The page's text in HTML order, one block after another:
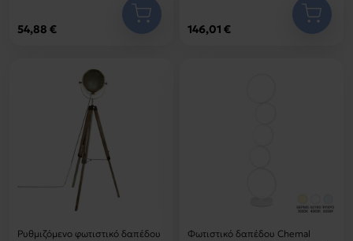
54,88 € 146,01 €
Ρυθμιζόμενο φωτιστικό δαπέδου
Φωτιστικό δαπέδου Chemal